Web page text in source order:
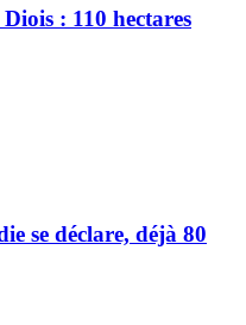
: 110 hectares
se déclare, déjà 80